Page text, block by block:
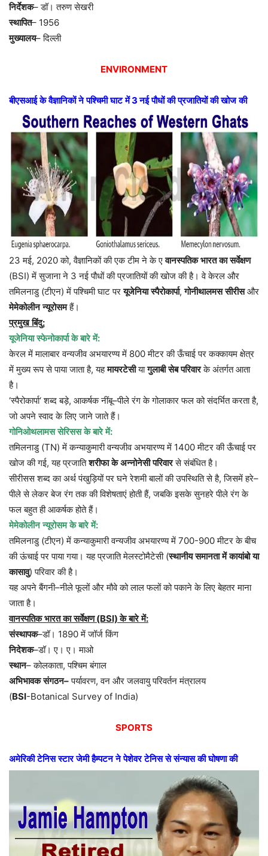
निर्देशक–डॉ। तरुण सेखरी
स्थापित– 1956
मुख्यालय–दिल्ली
ENVIRONMENT
बीएसआई के वैज्ञानिकों ने पश्चिमी घाट में3नई पौधों की प्रजातियों की खोज की
23 मई, 2020 को, वैज्ञानिकों की एक टीम ने के एवानस्पतिक भारत का सर्वेक्षण
(BSI) में सुजाना ने 3 नई पौधों की प्रजातियों की खोज की है। वे केरल और
तमिलनाडु (टीएन) में पश्चिमी घाट परयूजेनिया स्पैरोकार्पा,गोनीथालमस सीरीसऔर
मेमेकोलीन न्यूरोसमहैं।
प्रमुख बिंदु:
यूजेनिया स्फेनोकार्पा के बारे में:
केरल में मालाबार वन्यजीव अभयारण्य में 800मीटर की ऊँचाई पर कक्कायम क्षेत्र
में मुख्य रूप से पाया जाता है,यह मायरटेसी या गुलाबी सेब परिवार के अंतर्गत आता
है।
‘स्पैरोकार्पा‘शब्द बड़े, आकर्षक नींबू–पीले रंग के गोलाकार फल को संदर्भित करता है,
जो अपने स्वाद के लिए जाने जाते हैं।
गोनिओथलामस सेरिसस के बारे में:
तमिलनाडु(TN)में कन्याकुमारी वन्यजीव अभयारण्य में 1400मीटर की ऊँचाई पर
खोज की गई,यह प्रजाति शरीफा के अन्नोनेसी परिवार से संबंधित है।
सीरीसस शब्द का अर्थ पंखुड़ियों पर घने रेशमी बालों की उपस्थिति से है,जिसमें हरे–
पीले से लेकर बेज रंग तक की विशेषताएं होती हैं,जबकि इसके सुनहरे पीले रंग के
फल बहुत ही आकर्षक होते हैं।
मेमेकोलीन न्यूरोसम के बारे में:
तमिलनाडु(टीएन)में कन्याकुमारी वन्यजीव अभयारण्य में 700-900मीटर के बीच
की ऊंचाई पर पाया गया। यह प्रजाति मेलस्टोमैटेसी(स्थानीय समानता में कायांबो या
कासावु)परिवार की है।
यह अपने बैंगनी–नीले फूलों और मौवे को लाल फलों को पकाने के लिए बेहतर माना
जाता है।
वानस्पतिक भारत का सर्वेक्षण(BSI)के बारे में:
संस्थापक–डॉ। 1890में जॉर्ज किंग
निदेशक–डॉ। ए। ए। माओ
स्थान–कोलकाता,पश्चिम बंगाल
अभिभावक संगठन– पर्यावरण,वन और जलवायु परिवर्तन मंत्रालय
(BSI-Botanical Survey of India)
SPORTS
अमेरिकी टेनिस स्टार जेमी हैम्पटन ने पेशेवर टेनिस से संन्यास की घोषणा की